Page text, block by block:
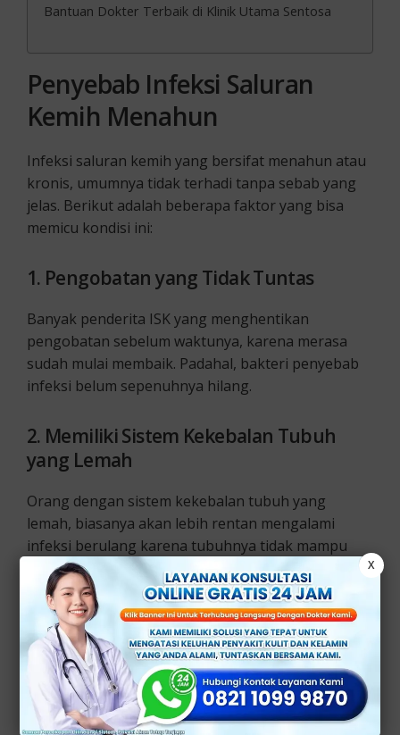
Bantuan Dokter Terbaik di Klinik Utama Sentosa
Penyebab Infeksi Saluran
Kemih Menahun
Infeksi saluran kemih yang bersifat menahun atau
kronis, umumnya tidak terhadi tanpa sebab yang
jelas. Berikut adalah beberapa faktor yang bisa
memicu kondisi ini:
1. Pengobatan yang Tidak Tuntas
Banyak penderita ISK yang menghentikan
pengobatan sebelum waktunya, karena merasa
sudah mulai membaik. Padahal, bakteri penyebab
infeksi belum sepenuhnya hilang.
2. Memiliki Sistem Kekebalan Tubuh
yang Lemah
Orang dengan sistem kekebalan tubuh yang
lemah, biasanya akan lebih rentan mengalami
infeksi berulang karena tubuhnya tidak mampu
melawan bakteri dengan efektif.
3. Kebiasaan Menahan Buang Air Kecil
Sering menahan kencing bisa membuat bakteri
memiliki waktu lebih lama untuk berkembang biak
di saluran kemih, yang dapat memperburuk infeksi.
X